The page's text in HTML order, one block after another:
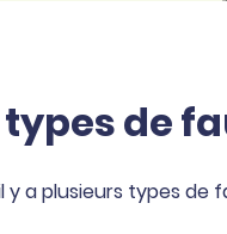
de
y a plusieurs types de